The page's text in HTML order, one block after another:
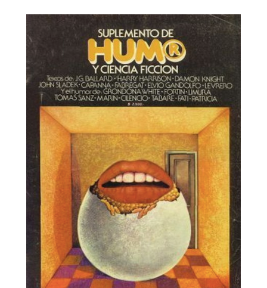
Suplemento de Hum® y Ciencia Ficción